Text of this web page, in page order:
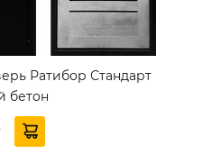
Ратибор Стандарт
бетон